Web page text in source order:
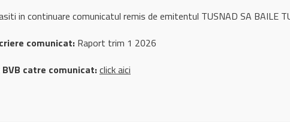
in continuare comunicatul remis de emitentul TUSNAD SA BAILE
comunicat: Raport trim 1 2026
BVB catre comunicat:click aici